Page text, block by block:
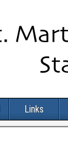
Links